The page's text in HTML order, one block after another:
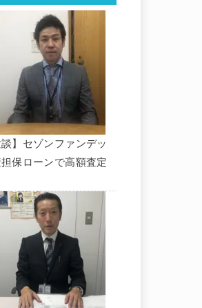
】セゾンファンデッ
保ローンで高額査定